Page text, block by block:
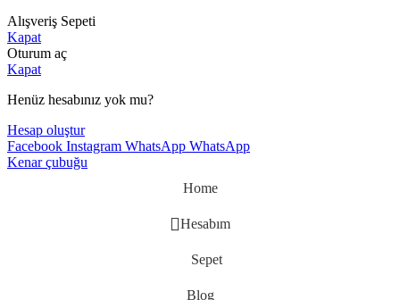
Alışveriş Sepeti
Kapat
Oturum aç
Kapat
Henüz hesabınız yok mu?
Hesap oluştur
Facebook Instagram WhatsApp WhatsApp
Kenar çubuğu
Home
Hesabım
Sepet
Blog